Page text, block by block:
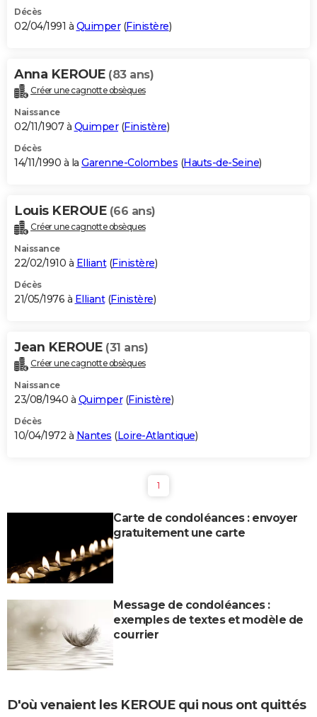
Décès
02/04/1991 à Quimper(Finistère)
Anna KEROUE (83 ans)
Créer une cagnotte obsèques
Naissance
02/11/1907 à Quimper(Finistère)
Décès
14/11/1990 à la Garenne-Colombes (Hauts-de-Seine)
Louis KEROUE (66 ans)
Créer une cagnotte obsèques
Naissance
22/02/1910 à Elliant(Finistère)
Décès
21/05/1976 à Elliant(Finistère)
Jean KEROUE (31 ans)
Créer une cagnotte obsèques
Naissance
23/08/1940 à Quimper(Finistère)
Décès
10/04/1972 à Nantes (Loire-Atlantique)
1
Carte de condoléances : envoyer
gratuitement une carte
Message de condoléances :
exemples de textes et modèle de
courrier
D'où venaient les KEROUE qui nous ont quittés